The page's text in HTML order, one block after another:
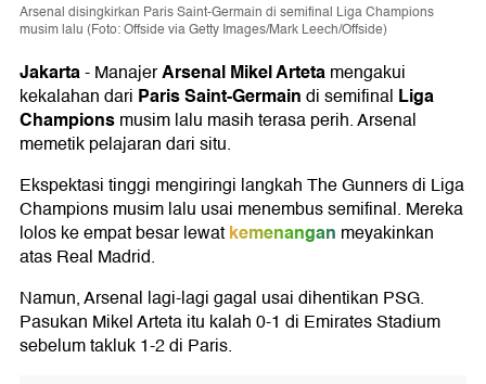
Arsenal disingkirkan Paris Saint-Germain di semifinal Liga Champions
musim lalu (Foto: Offside via Getty Images/Mark Leech/Offside)
Jakarta-ManajerArsenalMikel Artetamengakui
kekalahan dari Paris Saint-Germaindi semifinal Liga
Championsmusim lalu masih terasa perih. Arsenal
memetik pelajaran dari situ.
Ekspektasi tinggi mengiringi langkah The Gunners di Liga
Champions musim lalu usai menembus semifinal. Mereka
lolos ke empat besar lewatkemenangan meyakinkan
atas Real Madrid.
Namun, Arsenal lagi-lagi gagal usai dihentikan PSG.
Pasukan Mikel Arteta itu kalah 0-1 di Emirates Stadium
sebelum takluk 1-2 di Paris.